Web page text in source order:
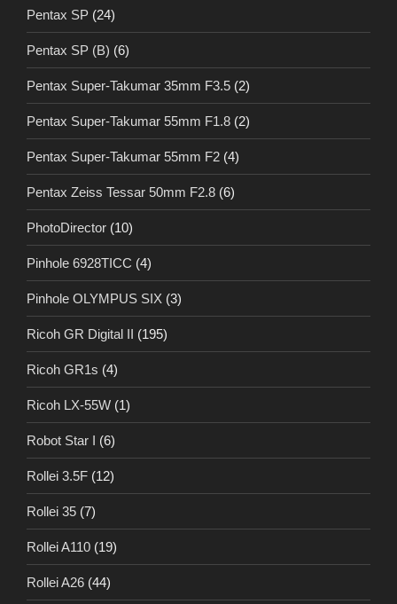
Pentax SP (24)
Pentax SP (B) (6)
Pentax Super-Takumar 35mm F3.5 (2)
Pentax Super-Takumar 55mm F1.8 (2)
Pentax Super-Takumar 55mm F2 (4)
Pentax Zeiss Tessar 50mm F2.8 (6)
PhotoDirector (10)
Pinhole 6928TICC (4)
Pinhole OLYMPUS SIX (3)
Ricoh GR Digital II (195)
Ricoh GR1s (4)
Ricoh LX-55W (1)
Robot Star I (6)
Rollei 3.5F (12)
Rollei 35 (7)
Rollei A110 (19)
Rollei A26 (44)